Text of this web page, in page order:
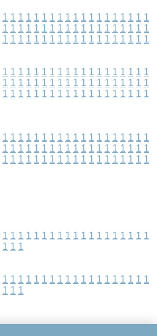
1 1 1 1 1 1 1 1 1 1 1 1 1 1 1 1 1 1 1
1 1 1 1 1 1 1 1 1 1 1 1 1 1 1 1 1 1 1
1 1 1 1 1 1 1 1 1 1 1 1 1 1 1 1 1 1 1
1 1 1 1 1 1 1 1 1 1 1 1 1 1 1 1 1 1 1
1 1 1 1 1 1 1 1 1 1 1 1 1 1 1 1 1 1 1
1 1 1 1 1 1 1 1 1 1 1 1 1 1 1 1 1 1 1
1 1 1 1 1 1 1 1 1 1 1 1 1 1 1 1 1 1 1
1 1 1 1 1 1 1 1 1 1 1 1 1 1 1 1 1 1 1
1 1 1 1 1 1 1 1 1 1 1 1 1 1 1 1 1 1 1
1 1 1 1 1 1 1 1 1 1 1 1 1 1 1 1 1 1 1
1 1 1
1 1 1 1 1 1 1 1 1 1 1 1 1 1 1 1 1 1 1
1 1 1